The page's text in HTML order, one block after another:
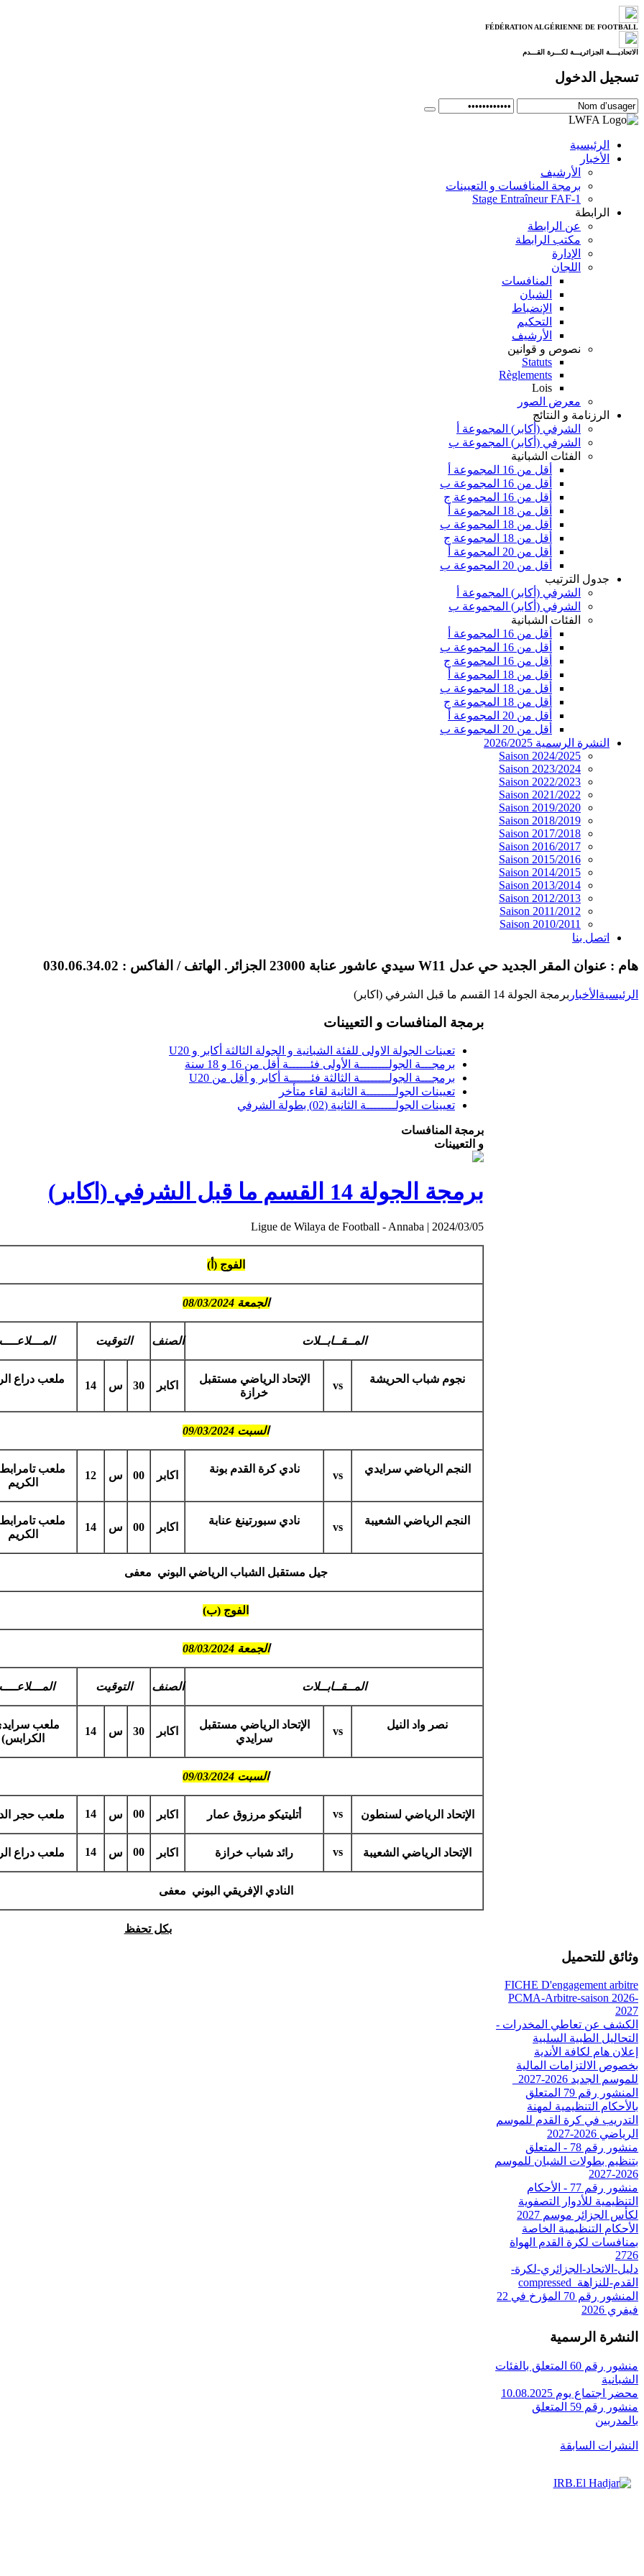
FÉDÉRATION ALGÉRIENNE DE FOOTBALL
الاتحاديــــة الجزائريـــة لكـــرة القـــدم
تسجيل الدخول
الرئيسية
الأخبار
الأرشيف
برمجة المنافسات و التعيينات
Stage Entraîneur FAF-1
الرابطة
عن الرابطة
مكتب الرابطة
الإدارة
اللجان
المنافسات
الشبان
الإنضباط
التحكيم
الأرشيف
نصوص و قوانين
Statuts
Règlements
Lois
معرض الصور
الرزنامة و النتائج
الشرفي (أكابر) المجموعة أ
الشرفي (أكابر) المجموعة ب
الفئات الشبانية
أقل من 16 المجموعة أ
أقل من 16 المجموعة ب
أقل من 16 المجموعة ج
أقل من 18 المجموعة أ
أقل من 18 المجموعة ب
أقل من 18 المجموعة ج
أقل من 20 المجموعة أ
أقل من 20 المجموعة ب
جدول الترتيب
الشرفي (أكابر) المجموعة أ
الشرفي (أكابر) المجموعة ب
الفئات الشبانية
أقل من 16 المجموعة أ
أقل من 16 المجموعة ب
أقل من 16 المجموعة ج
أقل من 18 المجموعة أ
أقل من 18 المجموعة ب
أقل من 18 المجموعة ج
أقل من 20 المجموعة أ
أقل من 20 المجموعة ب
النشرة الرسمية 2026/2025
Saison 2024/2025
Saison 2023/2024
Saison 2022/2023
Saison 2021/2022
Saison 2019/2020
Saison 2018/2019
Saison 2017/2018
Saison 2016/2017
Saison 2015/2016
Saison 2014/2015
Saison 2013/2014
Saison 2012/2013
Saison 2011/2012
Saison 2010/2011
اتصل بنا
هام : عنوان المقر الجديد حي عدل W11 سيدي عاشور عنابة 23000 الجزائر. الهاتف / الفاكس : 030.06.34.02
الرئيسية الأخبار برمجة الجولة 14 القسم ما قبل الشرفي (اكابر)
برمجة المنافسات و التعيينات
تعينات الجولة الاولى للفئة الشبانية و الجولة الثالثة أكابر و U20
برمجـــة الجولــــــــة الأولى فئــــــة أقل من 16 و 18 سنة
برمجـــة الجولــــــــة الثالثة فئــــــة أكابر و أقل من U20
تعيينات الجولــــــــة الثانية لقاء متأخر
تعيينات الجولــــــــة الثانية (02) بطولة الشرفي
برمجة المنافسات
و التعيينات
برمجة الجولة 14 القسم ما قبل الشرفي (اكابر)
Ligue de Wilaya de Football - Annaba | 2024/03/05
الفوج (أ)
الجمعة 08/03/2024
المــقــابــلات الصنف التوقيت
نجوم شباب الحريشة
vs
الإتحاد الرياضي مستقبل
خرازة
اكابر 30 س 14
ملعب دراع
السبت 09/03/2024
النجم الرياضي سرايدي
vs
نادي كرة القدم بونة
اكابر 00 س 12
ملعب
الكريم
النجم الرياضي الشعيبة
vs
نادي سبورتينغ عنابة
اكابر 00 س 14
ملعب
الكريم
جيل مستقبل الشباب الرياضي البوني معفى
الفوج (ب)
الجمعة 08/03/2024
المــقــابــلات الصنف التوقيت
نصر واد النيل
vs
الإتحاد الرياضي مستقبل
سرايدي
اكابر 30 س 14
ملعب
الكرابس)
السبت 09/03/2024
الإتحاد الرياضي لسنطون vs أتليتيكو مرزوق عمار اكابر 00 س 14 ملعب حجر
الإتحاد الرياضي الشعيبة vs رائد شباب خرازة اكابر 00 س 14 ملعب دراع
النادي الإفريقي البوني معفى
بكل تحفظ
وثائق للتحميل
FICHE D'engagement arbitre
PCMA-Arbitre-saison 2026-
2027
الكشف عن تعاطي المخدرات -
التحاليل الطبية السلبية
إعلان هام لكافة الأندية
بخصوص الالتزامات المالية
للموسم الجديد 2026-2027_
المنشور رقم 79 المتعلق
بالأحكام التنظيمية لمهنة
التدريب في كرة القدم للموسم
الرياضي 2026-2027
منشور رقم 78 - المتعلق
بتنظيم بطولات الشبان للموسم
2026-2027
منشور رقم 77 - الأحكام
التنظيمية للأدوار التصفوية
لكأس الجزائر موسم 2027
الأحكام التنظيمية الخاصة
بمنافسات لكرة القدم الهواة
2726
دليل-الاتحاد-الجزائري-لكرة-
القدم-للنزاهة_compressed
المنشور رقم 70 المؤرخ في 22
فيفري 2026
النشرة الرسمية
منشور رقم 60 المتعلق بالفئات
الشبانية
محضر اجتماع يوم 10.08.2025
منشور رقم 59 المتعلق
بالمدربين
النشرات السابقة